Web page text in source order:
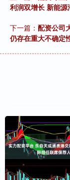
利润双增长 新能
下一篇： 配资公司
仍存在重大不确定